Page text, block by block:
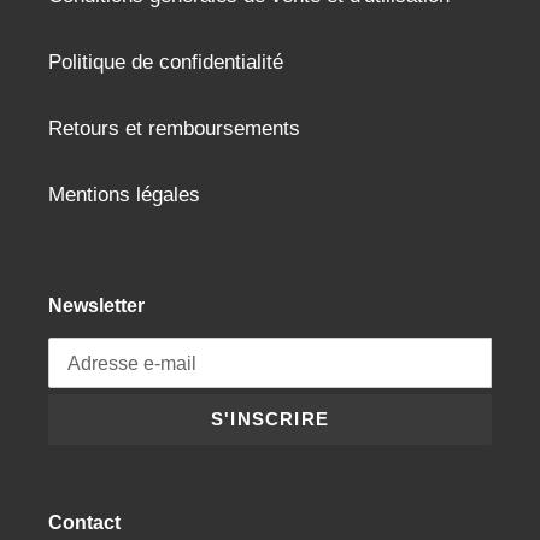
Politique de confidentialité
Retours et remboursements
Mentions légales
Newsletter
S'INSCRIRE
Contact